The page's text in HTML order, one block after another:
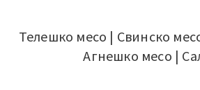
Телешко месо | Свинско
Агнешко месо |